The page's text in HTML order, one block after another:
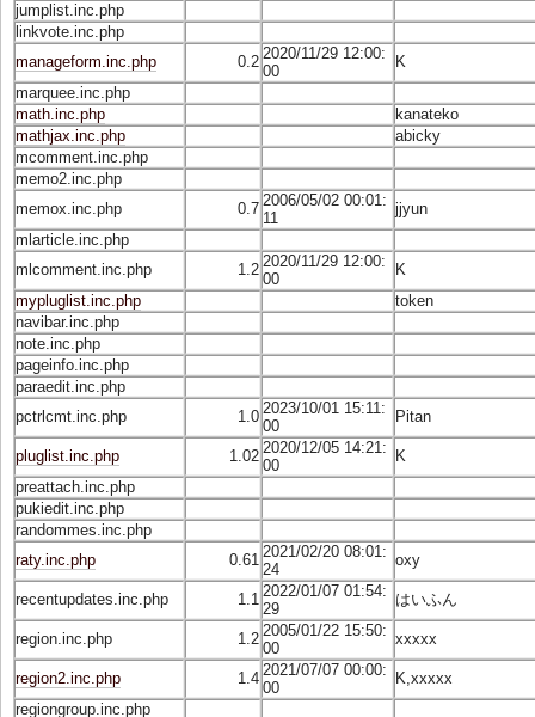
jumplist.inc.php
linkvote.inc.php
manageform.inc.php
0.2 2020/11/29 12:00:
00
K
marquee.inc.php
math.inc.php
kanateko
mathjax.inc.php
abicky
mcomment.inc.php
memo2.inc.php
memox.inc.php
0.7 2006/05/02 00:01:
11
jjyun
mlarticle.inc.php
mlcomment.inc.php
1.2 2020/11/29 12:00:
00
K
mypluglist.inc.php
token
navibar.inc.php
note.inc.php
pageinfo.inc.php
paraedit.inc.php
pctrlcmt.inc.php
1.0 2023/10/01 15:11:
00
Pitan
pluglist.inc.php 1.02 2020/12/05 14:21:
00
K
preattach.inc.php
pukiedit.inc.php
randommes.inc.php
raty.inc.php
0.61 2021/02/20 08:01:
24
oxy
recentupdates.inc.php 1.1 2022/01/07 01:54:
29
はいふん
region.inc.php 1.2 2005/01/22 15:50:
00
xxxxx
region2.inc.php 1.4 2021/07/07 00:00:
00
K,xxxxx
regiongroup.inc.php